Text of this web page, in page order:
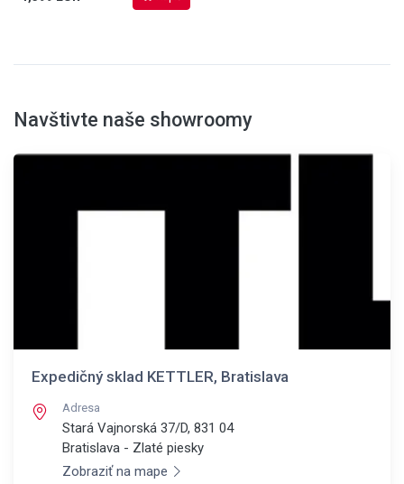
Navštivte naše showroomy
Expedičný sklad KETTLER, Bratislava
Adresa
Stará Vajnorská 37/D, 831 04
Bratislava - Zlaté piesky
Zobraziť na mape